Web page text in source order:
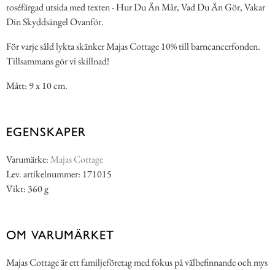
roséfärgad utsida med texten - Hur Du Än Mår, Vad Du Än Gör, Vakar
Din Skyddsängel Ovanför.
För varje såld lykta skänker Majas Cottage 10% till barncancerfonden.
Tillsammans gör vi skillnad!
Mått: 9 x 10 cm.
EGENSKAPER
Varumärke:Majas Cottage
Lev. artikelnummer: 171015
Vikt: 360 g
OM VARUMÄRKET
Majas Cottage är ett familjeföretag med fokus på välbefinnande och mys